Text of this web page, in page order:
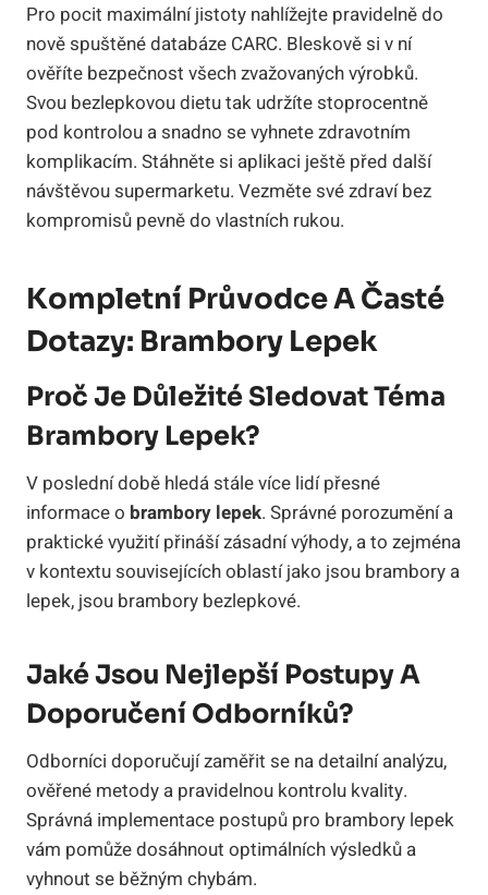
Pro pocit maximální jistoty nahlížejte pravidelně do
nově spuštěné databáze CARC. Bleskově si v ní
ověříte bezpečnost všech zvažovaných výrobků.
Svou bezlepkovou dietu tak udržíte stoprocentně
pod kontrolou a snadno se vyhnete zdravotním
komplikacím. Stáhněte si aplikaci ještě před další
návštěvou supermarketu. Vezměte své zdraví bez
kompromisů pevně do vlastních rukou.
Kompletní Průvodce A Časté
Dotazy: Brambory Lepek
Proč Je Důležité Sledovat Téma
Brambory Lepek?
V poslední době hledá stále více lidí přesné
informace o brambory lepek. Správné porozumění a
praktické využití přináší zásadní výhody, a to zejména
v kontextu souvisejících oblastí jako jsou brambory a
lepek, jsou brambory bezlepkové.
Jaké Jsou Nejlepší Postupy A
Doporučení Odborníků?
Odborníci doporučují zaměřit se na detailní analýzu,
ověřené metody a pravidelnou kontrolu kvality.
Správná implementace postupů pro brambory lepek
vám pomůže dosáhnout optimálních výsledků a
vyhnout se běžným chybám.